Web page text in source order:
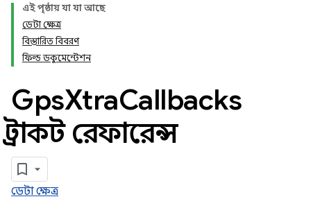
এই পৃষ্ঠায় যা যা আছে
ডেটা ক্ষেত্র
বিস্তারিত বিবরণ
ফিল্ড ডকুমেন্টেশন
GpsXtraCallbacks
স্ট্রাকট রেফারেন্স
ডেটা ক্ষেত্র